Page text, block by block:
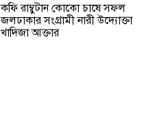
কফি রাম্বুটান কোকো চাষে সফল
জলঢাকার সংগ্রামী নারী উদ্যোক্তা
খাদিজা আক্তার